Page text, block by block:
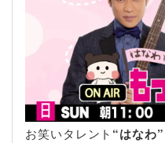
お笑いタレント “はなわ”